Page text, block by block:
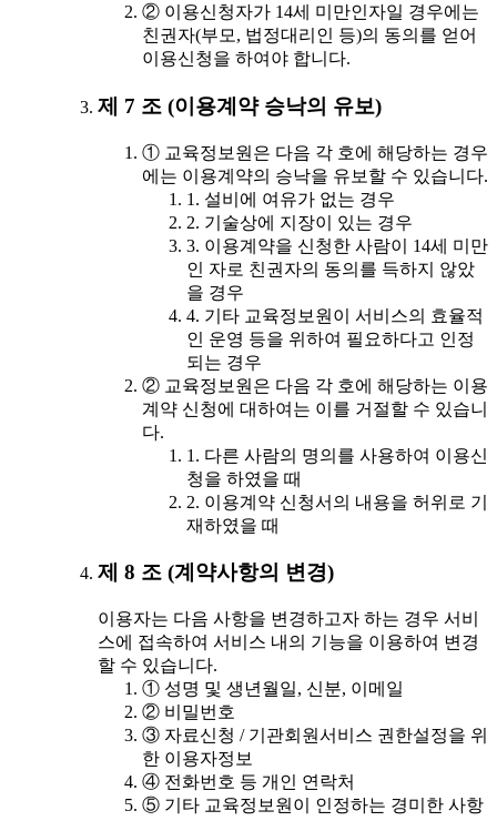
② 이용신청자가 14세 미만인자일 경우에는
친권자(부모, 법정대리인 등)의 동의를 얻어
이용신청을 하여야 합니다.
제 7 조 (이용계약 승낙의 유보)
① 교육정보원은 다음 각 호에 해당하는 경우
에는 이용계약의 승낙을 유보할 수 있습니다.
1. 설비에 여유가 없는 경우
2. 기술상에 지장이 있는 경우
3. 이용계약을 신청한 사람이 14세 미만
인 자로 친권자의 동의를 득하지 않았
을 경우
4. 기타 교육정보원이 서비스의 효율적
인 운영 등을 위하여 필요하다고 인정
되는 경우
② 교육정보원은 다음 각 호에 해당하는 이용
계약 신청에 대하여는 이를 거절할 수 있습니
다.
1. 다른 사람의 명의를 사용하여 이용신
청을 하였을 때
2. 이용계약 신청서의 내용을 허위로 기
재하였을 때
제 8 조 (계약사항의 변경)
이용자는 다음 사항을 변경하고자 하는 경우 서비
스에 접속하여 서비스 내의 기능을 이용하여 변경
할 수 있습니다.
① 성명 및 생년월일, 신분, 이메일
② 비밀번호
③ 자료신청 / 기관회원서비스 권한설정을 위
한 이용자정보
④ 전화번호 등 개인 연락처
⑤ 기타 교육정보원이 인정하는 경미한 사항